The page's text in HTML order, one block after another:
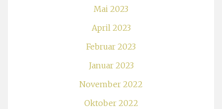
Mai 2023
April 2023
Februar 2023
Januar 2023
November 2022
Oktober 2022